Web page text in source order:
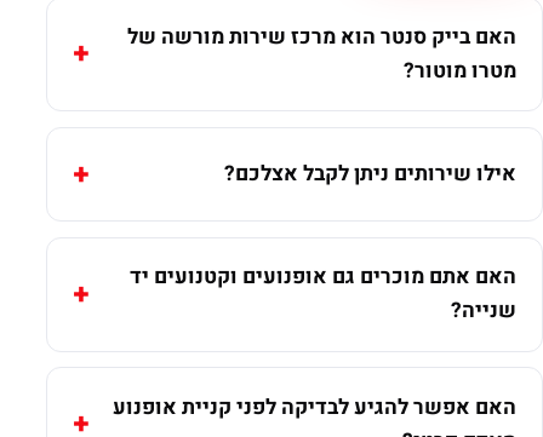
האם בייק סנטר הוא מרכז שירות מורשה של
מטרו מוטור?
אילו שירותים ניתן לקבל אצלכם?
האם אתם מוכרים גם אופנועים וקטנועים יד
שנייה?
האם אפשר להגיע לבדיקה לפני קניית אופנוע